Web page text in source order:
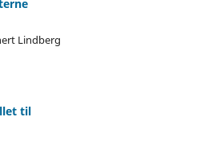
Lindberg
til